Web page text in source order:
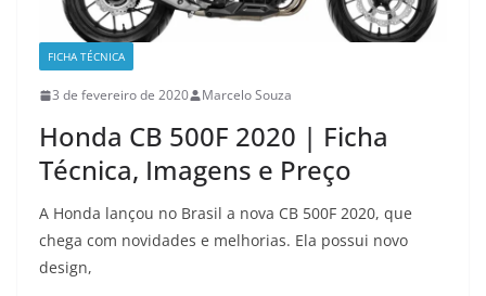
FICHA TÉCNICA
3 de fevereiro de 2020 Marcelo Souza
Honda CB 500F 2020 | Ficha
Técnica, Imagens e Preço
A Honda lançou no Brasil a nova CB 500F 2020, que
chega com novidades e melhorias. Ela possui novo
design,